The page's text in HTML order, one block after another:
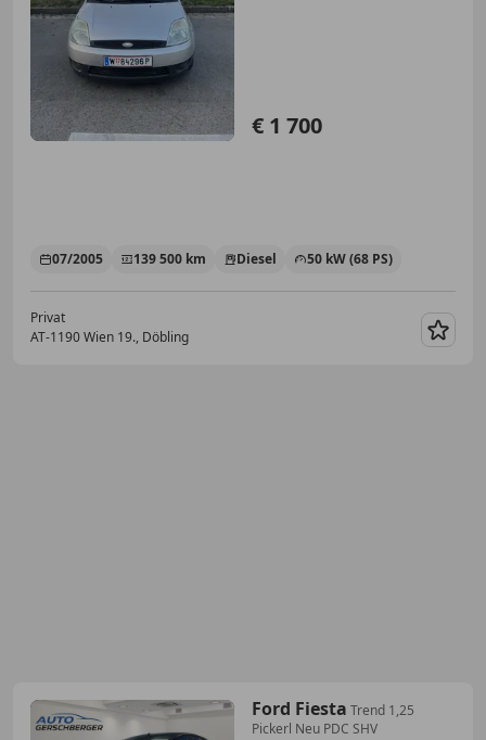
€ 1 700
07/2005 139 500 km Diesel 50 kW (68 PS)
Privat
AT-1190 Wien 19., Döbling
Ford Fiesta Trend 1,25
Pickerl Neu PDC SHV